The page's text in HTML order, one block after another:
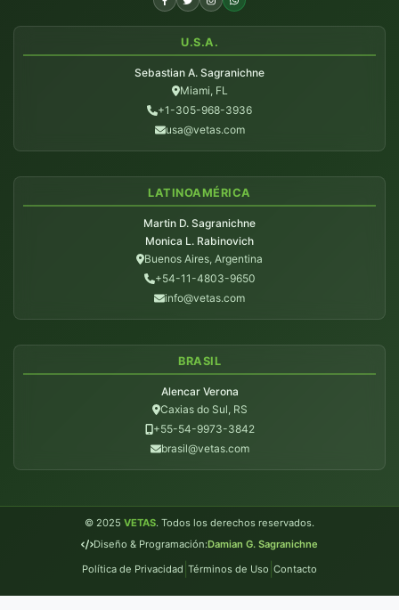
U.S.A.
Sebastian A. Sagranichne
Miami, FL
+1-305-968-3936
usa@vetas.com
LATINOAMÉRICA
Martin D. Sagranichne
Monica L. Rabinovich
Buenos Aires, Argentina
+54-11-4803-9650
info@vetas.com
BRASIL
Alencar Verona
Caxias do Sul, RS
+55-54-9973-3842
brasil@vetas.com
© 2025 VETAS. Todos los derechos reservados.
Diseño & Programación:Damian G. Sagranichne
Política de Privacidad Términos de Uso Contacto